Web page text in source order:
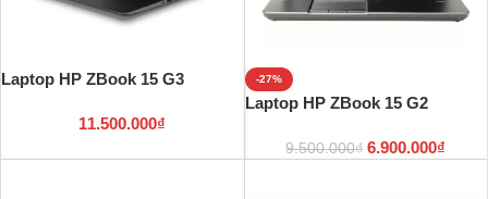
Laptop HP ZBook 15 G3
11.500.000₫
-27%
Laptop HP ZBook 15 G2
9.500.000₫ 6.900.000₫